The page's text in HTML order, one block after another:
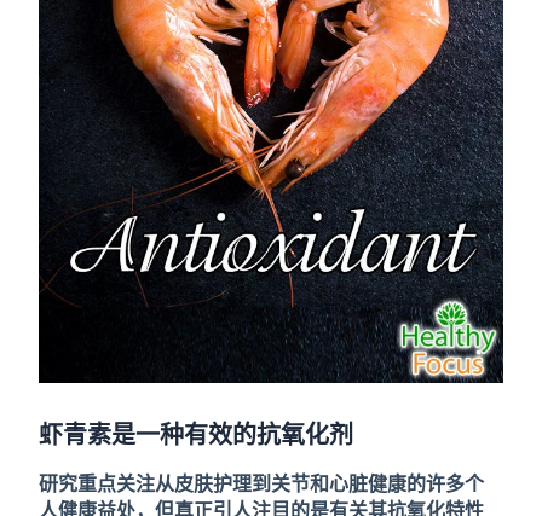
虾青素是一种有效的抗氧化剂
研究重点关注从皮肤护理到关节和心脏健康的许多个
人健康益处，但真正引人注目的是有关其抗氧化特性